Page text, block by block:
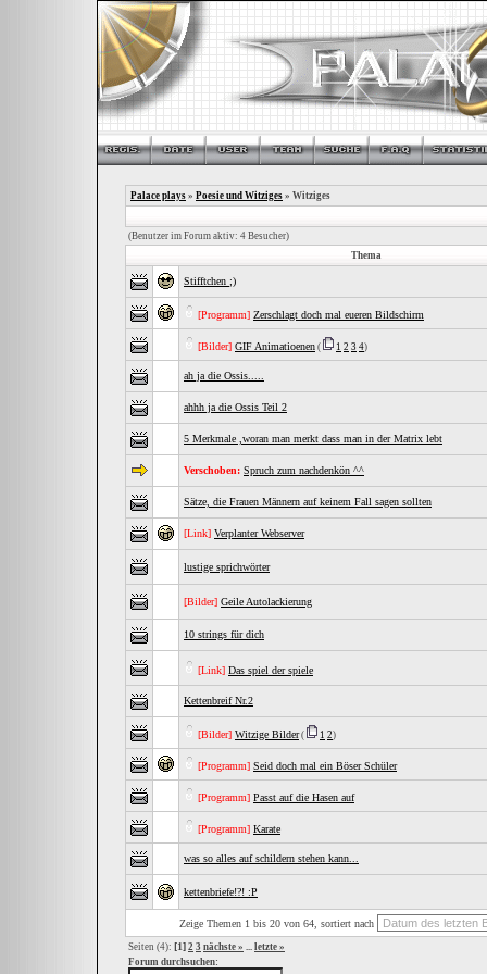
Palace plays » Poesie und Witziges » Witziges
(Benutzer im Forum aktiv: 4 Besucher)
Thema
Stifftchen ;)
[Programm] Zerschlagt doch mal eueren Bildschirm
[Bilder] GIF Animatioenen ( 1 2 3 4)
ah ja die Ossis.....
ahhh ja die Ossis Teil 2
5 Merkmale ,woran man merkt dass man in der Matrix lebt
Verschoben: Spruch zum nachdenkön ^^
Sätze, die Frauen Männern auf keinem Fall sagen sollten
[Link] Verplanter Webserver
lustige sprichwörter
[Bilder] Geile Autolackierung
10 strings für dich
[Link] Das spiel der spiele
Kettenbreif Nr.2
[Bilder] Witzige Bilder( 1 2)
[Programm] Seid doch mal ein Böser Schüler
[Programm] Passt auf die Hasen auf
[Programm] Karate
was so alles auf schildern stehen kann...
kettenbriefe!?! :P
Zeige Themen 1 bis 20 von 64, sortiert nach
Seiten (4): [1] 2 3 nächste » ... letzte »
Forum durchsuchen: